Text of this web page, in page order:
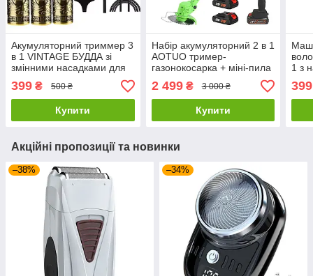
Акумуляторний триммер 3
в 1 VINTAGE БУДДА зі
змінними насадками для
бороди та носа з
сітчастою бритвою
399 ₴ 500 ₴
Купити
Набір акумуляторний 2 в 1
AOTUO тример-
газонокосарка + міні-пила
з 4 АКБ
2 499₴ 3 000 ₴
Купити
1 з
399
Акційні пропозиції та новинки
–38% –34%